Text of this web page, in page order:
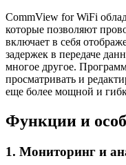
CommView for WiFi
которые позволяют
включает в себя
задержек в передаче
многое другое.
просматривать и
еще более мощной и
Функции и
1. Мониторинг и